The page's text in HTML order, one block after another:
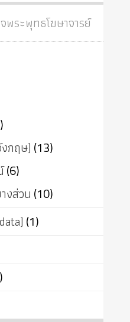
พระพุทธโฆษาจารย์
กฤษ) (13)
(6)
งส่วน (10)
(1)